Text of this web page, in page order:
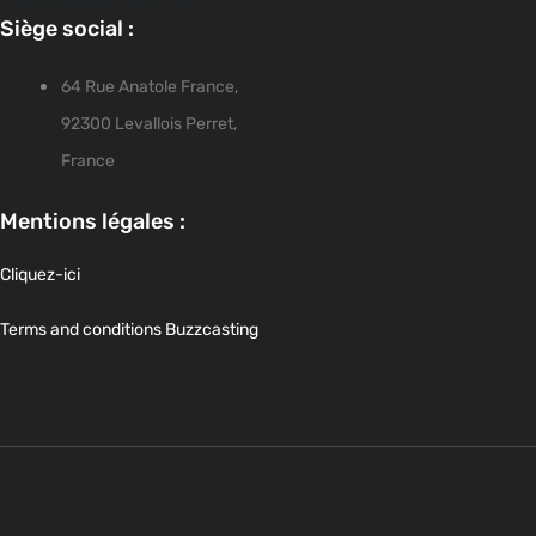
Siège social :
64 Rue Anatole France,
92300 Levallois Perret,
France
Mentions légales :
Cliquez-ici
Terms and conditions Buzzcasting